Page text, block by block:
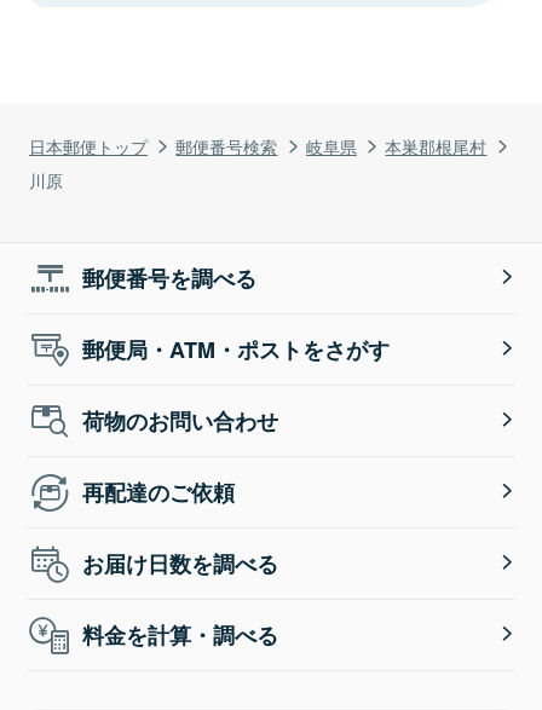
日本郵便トップ 郵便番号検索 岐阜県
本巣郡根尾村
川原
郵便番号を調べる
郵便局・ATM・ポストをさがす
荷物のお問い合わせ
再配達のご依頼
お届け日数を調べる
料金を計算・調べる